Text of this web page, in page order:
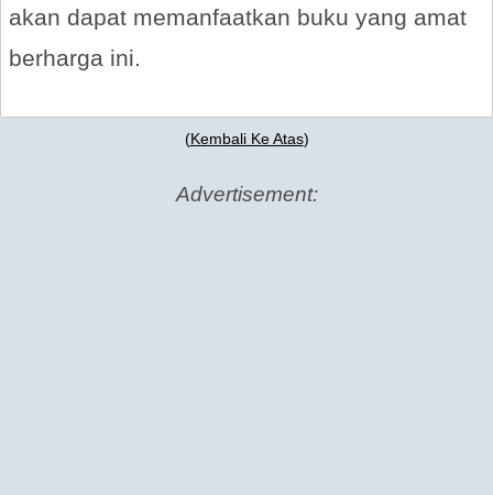
akan dapat memanfaatkan buku yang amat
berharga ini.
(Kembali Ke Atas)
Advertisement: